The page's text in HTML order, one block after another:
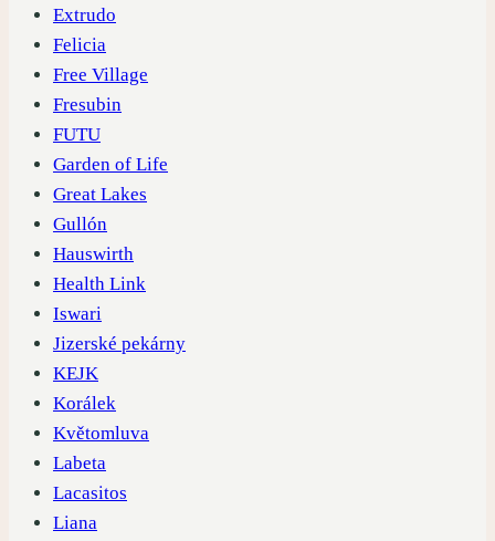
Extrudo
Felicia
Free Village
Fresubin
FUTU
Garden of Life
Great Lakes
Gullón
Hauswirth
Health Link
Iswari
Jizerské pekárny
KEJK
Korálek
Květomluva
Labeta
Lacasitos
Liana